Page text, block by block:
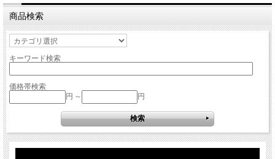
商品検索
キーワード検索
価格帯検索
円 ～
円